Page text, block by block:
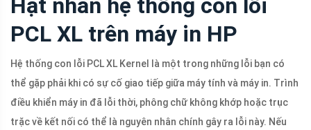
Hạt nhân hệ thống con lỗi
PCL XL trên máy in HP
Hệ thống con lỗi PCL XL Kernel là một trong những lỗi bạn có
thể gặp phải khi có sự cố giao tiếp giữa máy tính và máy in. Trình
điều khiển máy in đã lỗi thời, phông chữ không khớp hoặc trục
trặc về kết nối có thể là nguyên nhân chính gây ra lỗi này. Nếu